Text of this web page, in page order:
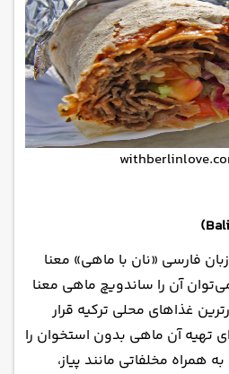
فارسی «نان با ماهی» معنا
آن را ساندویچ ماهی معنا
غذاهای محلی ترکیه قرار
تهیه آن ماهی بدون استخوان را
همراه مخلفاتی مانند پیاز،